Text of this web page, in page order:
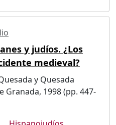
y judíos. ¿Los
medieval?
y Quesada
Granada, 1998 (pp. 447-